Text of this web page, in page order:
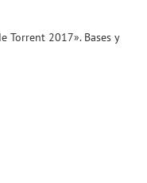
Torrent 2017». Bases y